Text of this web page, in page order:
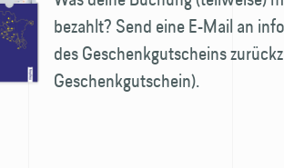
bezahlt? Send eine E-Mail an
des Geschenk­gutscheins
Geschenkgutschein).